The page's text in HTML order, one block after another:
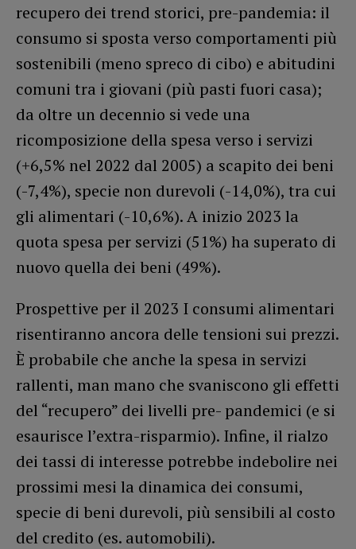
recupero dei trend storici, pre-pandemia: il
consumo si sposta verso comportamenti più
sostenibili (meno spreco di cibo) e abitudini
comuni tra i giovani (più pasti fuori casa);
da oltre un decennio si vede una
ricomposizione della spesa verso i servizi
(+6,5% nel 2022 dal 2005) a scapito dei beni
(-7,4%), specie non durevoli (-14,0%), tra cui
gli alimentari (-10,6%). A inizio 2023 la
quota spesa per servizi (51%) ha superato di
nuovo quella dei beni (49%).
Prospettive per il 2023 I consumi alimentari
risentiranno ancora delle tensioni sui prezzi.
È probabile che anche la spesa in servizi
rallenti, man mano che svaniscono gli effetti
del “recupero” dei livelli pre- pandemici (e si
esaurisce l’extra-risparmio). Infine, il rialzo
dei tassi di interesse potrebbe indebolire nei
prossimi mesi la dinamica dei consumi,
specie di beni durevoli, più sensibili al costo
del credito (es. automobili).